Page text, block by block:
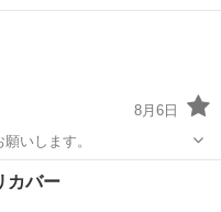
8月6日
いします。
カバー